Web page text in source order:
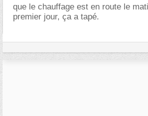
que le chauffage est en route le
premier jour, ça a tapé.